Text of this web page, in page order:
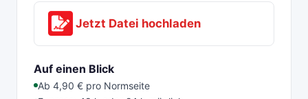
Jetzt Datei hochladen
Auf einen Blick
Ab 4,90 € pro Normseite